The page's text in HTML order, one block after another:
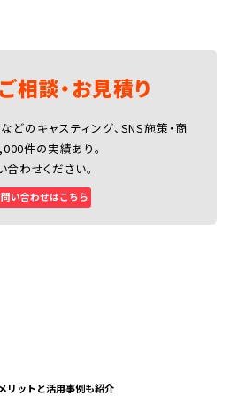
ご相談・お見積り
どのキャスティング、SNS施策・商
件の実績あり。
わせください。
い合わせはこちら
リットと活用事例も紹介